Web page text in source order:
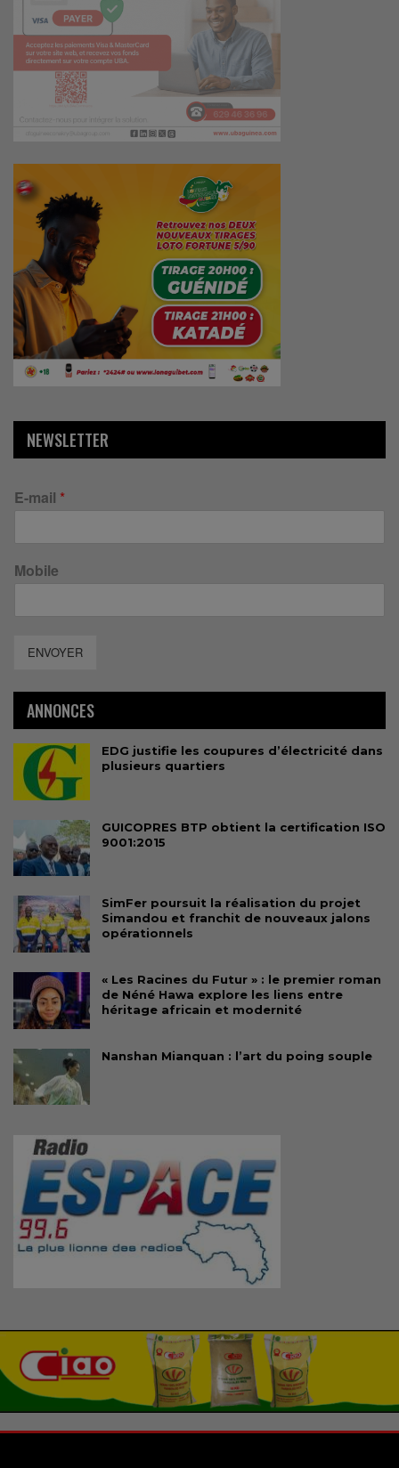
NEWSLETTER
E-mail *
Mobile
ENVOYER
ANNONCES
EDG justifie les coupures d’électricité dans
plusieurs quartiers
GUICOPRES BTP obtient la certification ISO
9001:2015
SimFer poursuit la réalisation du projet
Simandou et franchit de nouveaux jalons
opérationnels
« Les Racines du Futur » : le premier roman
de Néné Hawa explore les liens entre
héritage africain et modernité
Nanshan Mianquan : l’art du poing souple